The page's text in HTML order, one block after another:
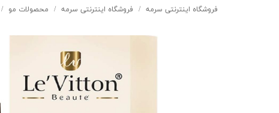
فروشگاه اینترنتی سرمه فروشگاه اینترنتی سرمه محصولات مو